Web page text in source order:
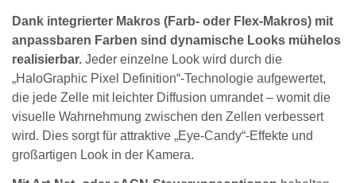
Dank integrierter Makros (Farb- oder Flex-Makros) mit
anpassbaren Farben sind dynamische Looks mühelos
realisierbar. Jeder einzelne Look wird durch die
„HaloGraphic Pixel Definition“-Technologie aufgewertet,
die jede Zelle mit leichter Diffusion umrandet – womit die
visuelle Wahrnehmung zwischen den Zellen verbessert
wird. Dies sorgt für attraktive „Eye-Candy“-Effekte und
großartigen Look in der Kamera.